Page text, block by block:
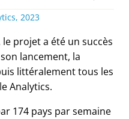
2023
projet a été un succès
lancement, la
littéralement tous les
Analytics.
174 pays par semaine